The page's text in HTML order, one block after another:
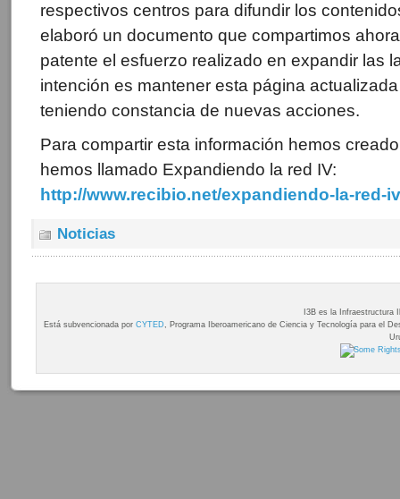
respectivos centros para difundir los
elaboró un documento que compartimos
patente el esfuerzo realizado en expandir las
intención es mantener esta página
teniendo constancia de nuevas acciones.
Para compartir esta información hemos
hemos llamado Expandiendo la red IV:
http://www.recibio.net/expandiendo-la-red-
Noticias
I3B es la Infraestructura
Está subvencionada por CYTED, Programa Iberoamericano de Ciencia y Tecnología para el